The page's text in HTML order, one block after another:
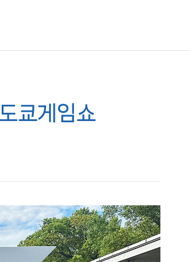
쿄게임쇼